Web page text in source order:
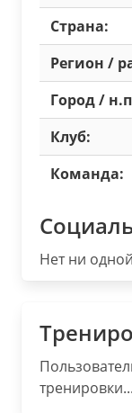
Страна:
Регион /
Город /
Клуб:
Команда:
Нет ни
тренировки...